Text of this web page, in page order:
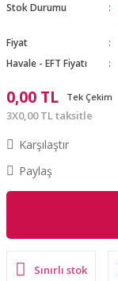
Stok Durumu
Fiyat
Havale - EFT Fiyatı
0,00 TL Tek Çekim
3X0,00 TL taksitle
Karşılaştır
Paylaş
Sınırlı stok